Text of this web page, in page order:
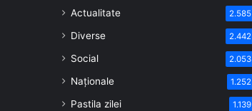
Actualitate 2.585
Diverse 2.442
Social 2.053
Naționale 1.252
Pastila zilei 1.139